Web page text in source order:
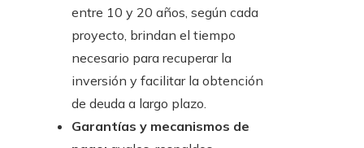
entre 10 y 20 años, según cada
proyecto, brindan el tiempo
necesario para recuperar la
inversión y facilitar la obtención
de deuda a largo plazo.
Garantías y mecanismos de